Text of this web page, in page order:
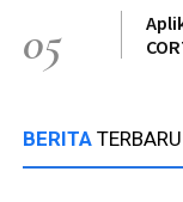
05
BERITA